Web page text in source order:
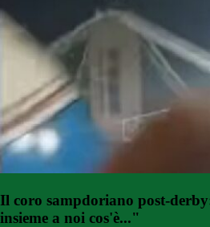
Il coro sampdoriano post-
insieme a noi cos'è..."